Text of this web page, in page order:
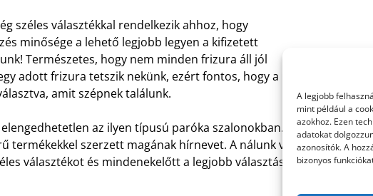
A legjobb
mint például a
azokhoz. Ezen
adatokat
azonosítók. A
bizonyos
széles választékkal rendelkezik ahhoz, hogy
minősége a lehető legjobb legyen a kifizetett
Természetes, hogy nem minden frizura áll jól
adott frizura tetszik nekünk, ezért fontos, hogy a
amit szépnek találunk.
az ilyen típusú paróka szalonokban. A
termékekkel szerzett magának hírnevet. A nálunk való
választékot és mindenekelőtt a legjobb választást